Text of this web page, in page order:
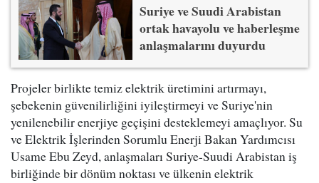
Suriye ve Suudi Arabistan
ortak havayolu ve haberleşme
anlaşmalarını duyurdu
Projeler birlikte temiz elektrik üretimini artırmayı,
şebekenin güvenilirliğini iyileştirmeyi ve Suriye'nin
yenilenebilir enerjiye geçişini desteklemeyi amaçlıyor. Su
ve Elektrik İşlerinden Sorumlu Enerji Bakan Yardımcısı
Usame Ebu Zeyd, anlaşmaları Suriye-Suudi Arabistan iş
birliğinde bir dönüm noktası ve ülkenin elektrik